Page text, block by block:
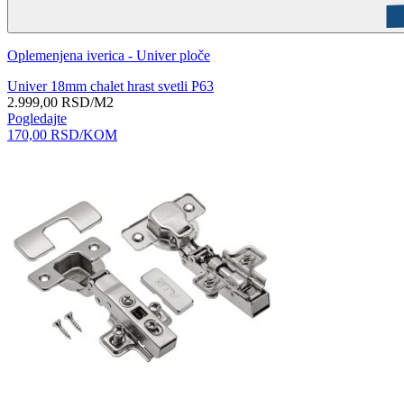
Oplemenjena iverica - Univer ploče
Univer 18mm chalet hrast svetli P63
2.999,00 RSD/M2
Pogledajte
170,00 RSD/KOM